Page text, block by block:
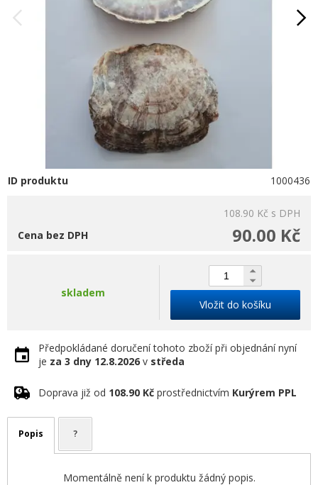
ID produktu 1000436
108.90 Kč s DPH
90.00 Kč
Cena bez DPH
skladem
Vložit do košíku
Předpokládané doručení tohoto zboží při objednání nyní
je za 3 dny 12.8.2026 v středa
Doprava již od 108.90 Kč prostřednictvím Kurýrem PPL
Popis ?
Momentálně není k produktu žádný popis.